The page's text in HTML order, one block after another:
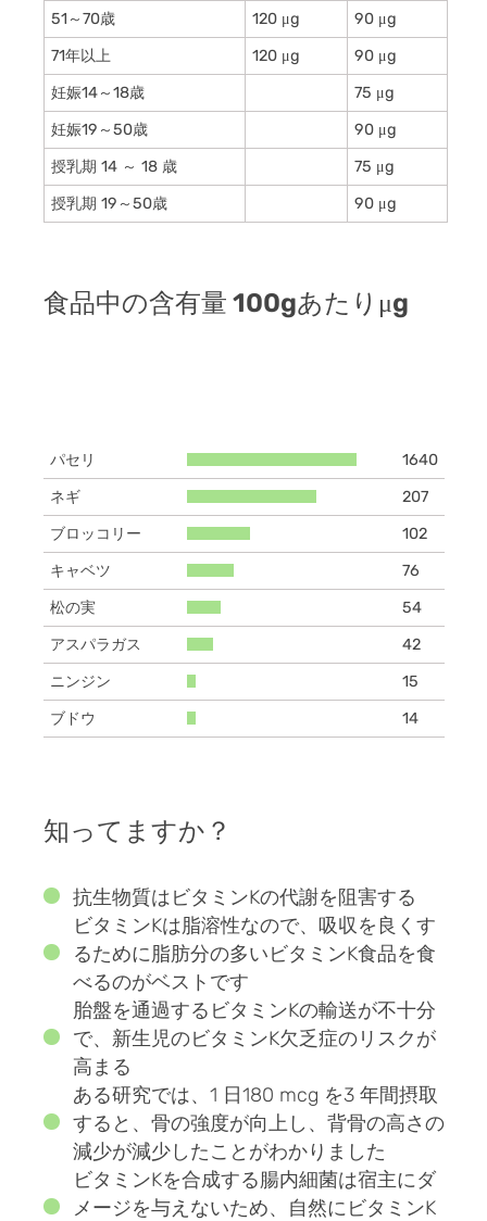
51～70歳 120 μg
90 μg
71年以上
120 μg
90 μg
妊娠14～18歳
75 μg
妊娠19～50歳
90 μg
授乳期 14 ～ 18 歳
75 μg
授乳期 19～50歳
90 μg
食品中の含有量 100gあたりμg
パセリ
1640
ネギ
207
ブロッコリー
102
キャベツ
76
松の実
54
アスパラガス
42
ニンジン
15
ブドウ
14
知ってますか？
抗生物質はビタミンKの代謝を阻害する
ビタミンKは脂溶性なので、吸収を良くす
るために脂肪分の多いビタミンK食品を食
べるのがベストです
胎盤を通過するビタミンKの輸送が不十分
で、新生児のビタミンK欠乏症のリスクが
高まる
ある研究では、1 日180 mcg を3 年間摂取
すると、骨の強度が向上し、背骨の高さの
減少が減少したことがわかりました
ビタミンKを合成する腸内細菌は宿主にダ
メージを与えないため、自然にビタミンK